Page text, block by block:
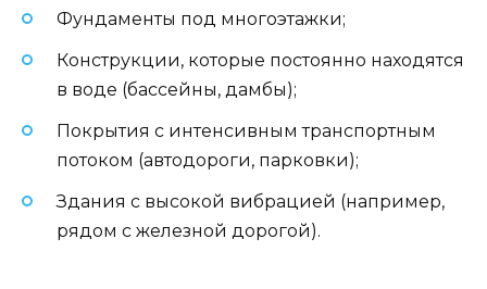
Фундаменты под многоэтажки;
Конструкции, которые постоянно находятся
в воде (бассейны, дамбы);
Покрытия с интенсивным транспортным
потоком (автодороги, парковки);
Здания с высокой вибрацией (например,
рядом с железной дорогой).